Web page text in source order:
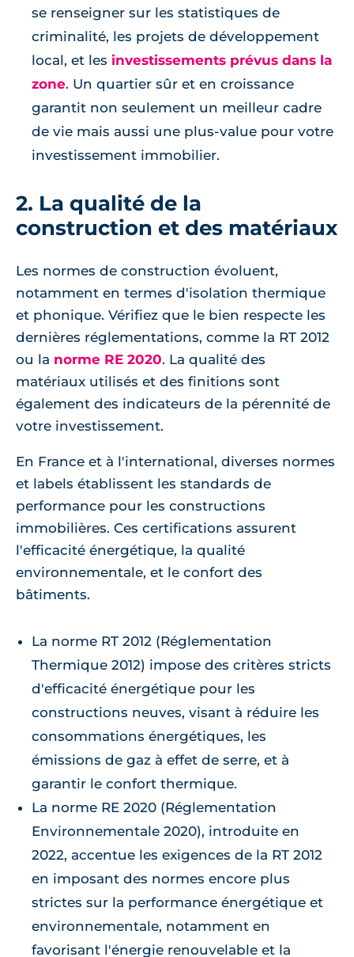
se renseigner sur les statistiques de
criminalité, les projets de développement
local, et les investissements prévus dans la
zone. Un quartier sûr et en croissance
garantit non seulement un meilleur cadre
de vie mais aussi une plus-value pour votre
investissement immobilier.
2. La qualité de la
construction et des matériaux
Les normes de construction évoluent,
notamment en termes d'isolation thermique
et phonique. Vérifiez que le bien respecte les
dernières réglementations, comme la RT 2012
ou la norme RE 2020. La qualité des
matériaux utilisés et des finitions sont
également des indicateurs de la pérennité de
votre investissement.
En France et à l'international, diverses normes
et labels établissent les standards de
performance pour les constructions
immobilières. Ces certifications assurent
l'efficacité énergétique, la qualité
environnementale, et le confort des
bâtiments.
La norme RT 2012 (Réglementation
Thermique 2012) impose des critères stricts
d'efficacité énergétique pour les
constructions neuves, visant à réduire les
consommations énergétiques, les
émissions de gaz à effet de serre, et à
garantir le confort thermique.
La norme RE 2020 (Réglementation
Environnementale 2020), introduite en
2022, accentue les exigences de la RT 2012
en imposant des normes encore plus
strictes sur la performance énergétique et
environnementale, notamment en
favorisant l'énergie renouvelable et la